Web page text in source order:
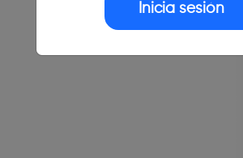
Inicia sesión